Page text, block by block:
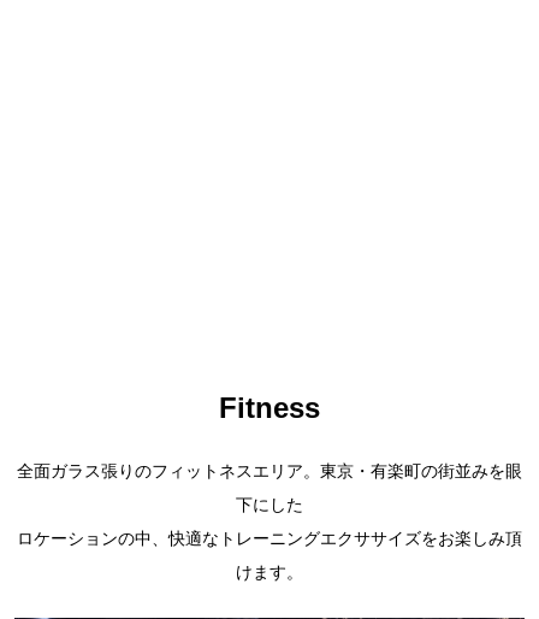
Fitness
全面ガラス張りのフィットネスエリア。東京・有楽町の街並みを眼
下にした
ロケーションの中、快適なトレーニングエクササイズをお楽しみ頂
けます。